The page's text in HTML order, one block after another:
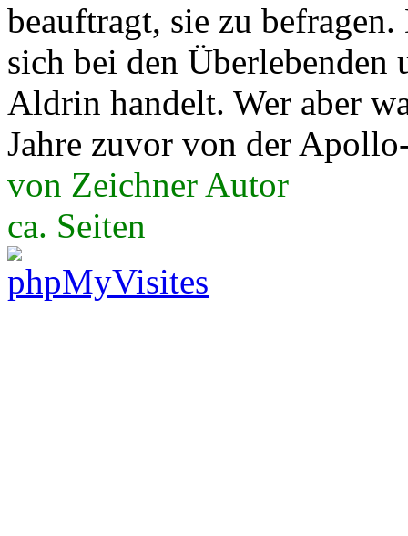
beauftragt, sie zu
sich bei den
Aldrin handelt. Wer aber
Jahre zuvor von der
von Zeichner Autor
ca. Seiten